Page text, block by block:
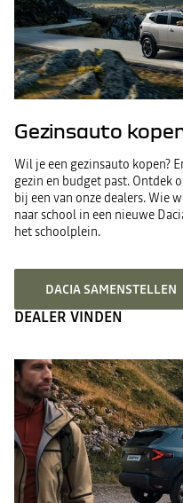
Gezinsauto
Wil je een gezinsauto kopen?
gezin en budget past. Ontdek
bij een van onze dealers. Wie
naar school in een nieuwe
het schoolplein.
DACIA SAMENSTELLEN
DEALER VINDEN